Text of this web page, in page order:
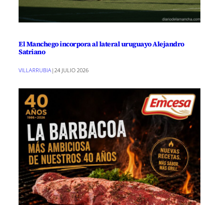
El Manchego incorpora al lateral uruguayo Alejandro
Satriano
VILLARRUBIA|24 JULIO 2026